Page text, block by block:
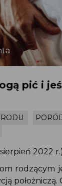
pić i
2022 r.)
położniczą.